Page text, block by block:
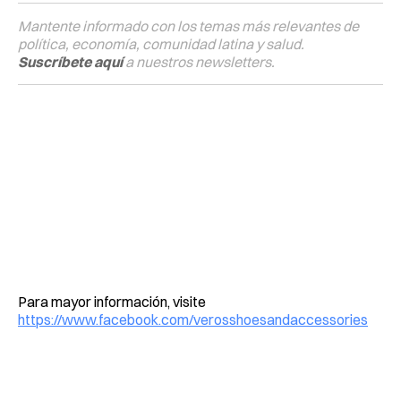
Mantente informado con los temas más relevantes de
política, economía, comunidad latina y salud.
Suscríbete aquía nuestros newsletters.
Para mayor información, visite
https://www.facebook.com/verosshoesandaccessories